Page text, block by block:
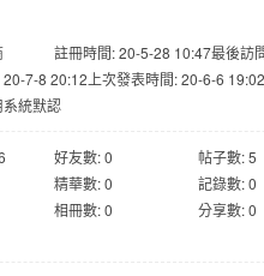
註冊時間: 20-5-28 10:47最後訪
20-7-8 20:12 上次發表時間: 20-6-6 19:02
統默認
好友數: 0
帖子數: 5
精華數: 0
記錄數: 0
相冊數: 0
分享數: 0